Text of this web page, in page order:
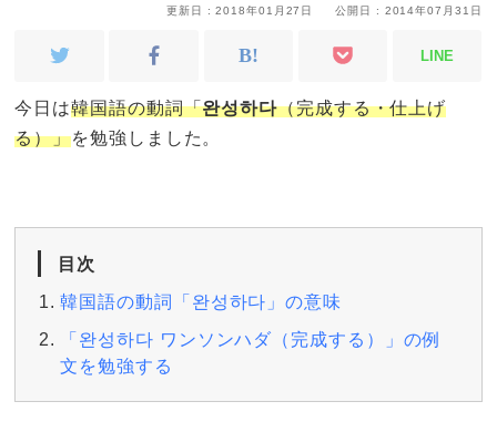
公開日 : 2014年07月31日
更新日 : 2018年01月27日
LINE
今日は韓国語の動詞「완성하다（完成する・仕上げ
る）」を勉強しました。
目次
韓国語の動詞「완성하다」の意味
「완성하다 ワンソンハダ（完成する）」の例
文を勉強する